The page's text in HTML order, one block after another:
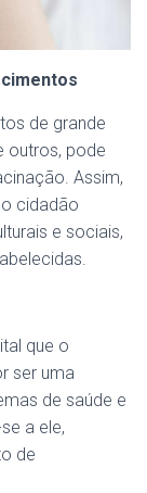
de grande
outros, pode
Assim,
cidadão
e sociais,
que o
ser uma
de saúde e
a ele,
de